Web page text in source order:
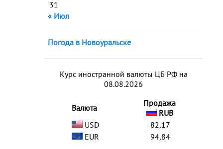
31
« Июл
Погода в Новоуральске
Курс иностранной валюты ЦБ РФ на
08.08.2026
Валюта
Продажа
RUB
USD
82,17
EUR
94,84